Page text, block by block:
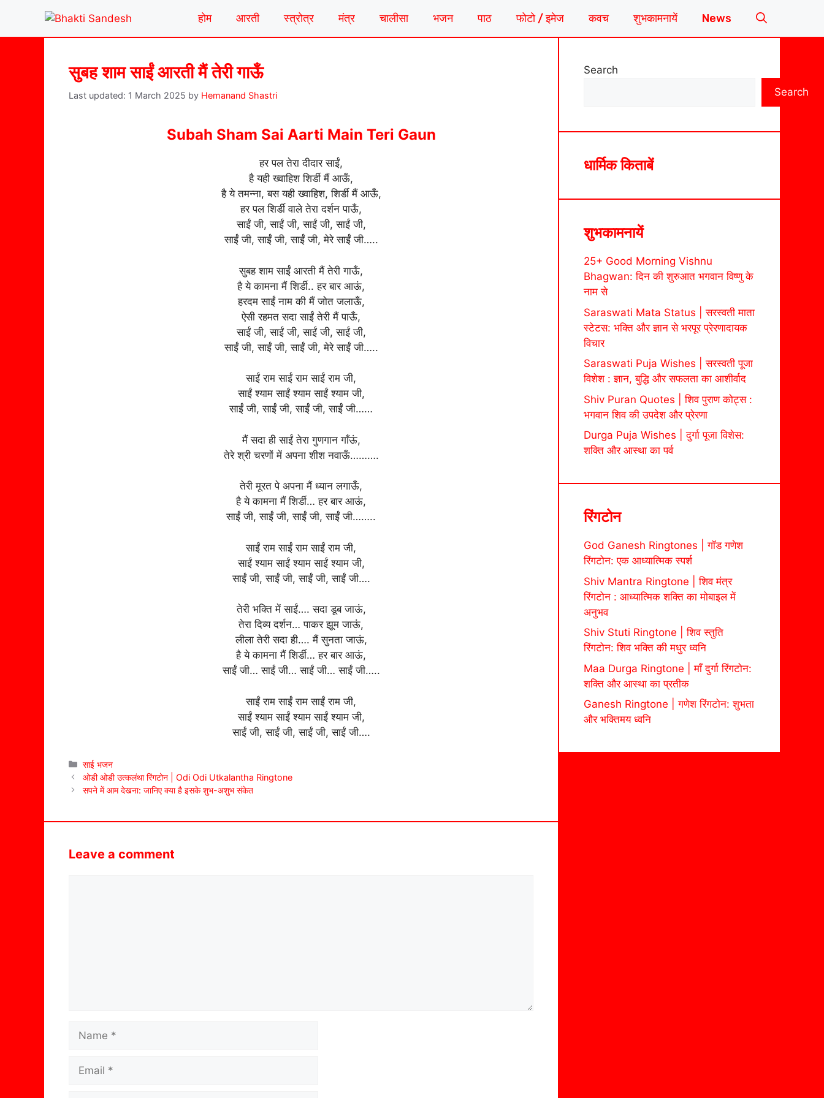
content
होम आरती स्त्रोत्र मंत्र चालीसा भजन पाठ फोटो / इमेज कवच शुभकामनायें News
सुबह शाम साईं आरती मैं तेरी गाऊँ
1 March 2025 by Hemanand Shastri
Subah Sham Sai Aarti Main Teri Gaun
हर पल तेरा दीदार साईं,
है यही ख्वाहिश शिर्डी मैं आऊँ,
है ये तमन्ना, बस यही ख्वाहिश, शिर्डी मैं आऊँ,
हर पल शिर्डी वाले तेरा दर्शन पाऊँ,
साईं जी, साईं जी, साईं जी, साईं जी,
साईं जी, साईं जी, साईं जी, मेरे साईं जी…..
सुबह शाम साईं आरती मैं तेरी गाऊँ,
है ये कामना मैं शिर्डी.. हर बार आऊं,
हरदम साईं नाम की मैं जोत जलाऊँ,
ऐसी रहमत सदा साईं तेरी मैं पाऊँ,
साईं जी, साईं जी, साईं जी, साईं जी,
साईं जी, साईं जी, साईं जी, मेरे साईं जी…..
साईं राम साईं राम साईं राम जी,
साईं श्याम साईं श्याम साईं श्याम जी,
साईं जी, साईं जी, साईं जी, साईं जी……
मैं सदा ही साईं तेरा गुणगान गाँऊं,
तेरे श्री चरणों में अपना शीश नवाऊँ……….
तेरी मूरत पे अपना मैं ध्यान लगाऊँ,
है ये कामना मैं शिर्डी… हर बार आऊं,
साईं जी, साईं जी, साईं जी, साईं जी……..
साईं राम साईं राम साईं राम जी,
साईं श्याम साईं श्याम साईं श्याम जी,
साईं जी, साईं जी, साईं जी, साईं जी….
तेरी भक्ति में साईं…. सदा डूब जाऊं,
तेरा दिव्य दर्शन… पाकर झूम जाऊं,
लीला तेरी सदा ही…. मैं सुनता जाऊं,
है ये कामना मैं शिर्डी… हर बार आऊं,
साईं जी… साईं जी… साईं जी… साईं जी…..
साईं राम साईं राम साईं राम जी,
साईं श्याम साईं श्याम साईं श्याम जी,
साईं जी, साईं जी, साईं जी, साईं जी….
Categories
साई भजन
ओडी ओडी उत्कलंथा रिंगटोन | Odi Odi Utkalantha Ringtone
सपने में आम देखना: जानिए क्या है इसके शुभ-अशुभ संकेत
Leave a comment
Search
Search
धार्मिक किताबें
शुभकामनायें
25+ Good Morning Vishnu
Bhagwan: दिन की शुरुआत भगवान विष्णु के
नाम से
Saraswati Mata Status | सरस्वती माता
स्टेटस: भक्ति और ज्ञान से भरपूर प्रेरणादायक
विचार
Saraswati Puja Wishes | सरस्वती पूजा
विशेश : ज्ञान, बुद्धि और सफलता का आशीर्वाद
Shiv Puran Quotes | शिव पुराण कोट्स :
भगवान शिव की उपदेश और प्रेरणा
Durga Puja Wishes | दुर्गा पूजा विशेस:
शक्ति और आस्था का पर्व
रिंगटोन
God Ganesh Ringtones | गॉड गणेश
रिंगटोन: एक आध्यात्मिक स्पर्श
Shiv Mantra Ringtone | शिव मंत्र
रिंगटोन : आध्यात्मिक शक्ति का मोबाइल में
अनुभव
Shiv Stuti Ringtone | शिव स्तुति
रिंगटोन: शिव भक्ति की मधुर ध्वनि
Maa Durga Ringtone | माँ दुर्गा रिंगटोन:
शक्ति और आस्था का प्रतीक
Ganesh Ringtone | गणेश रिंगटोन: शुभता
और भक्तिमय ध्वनि